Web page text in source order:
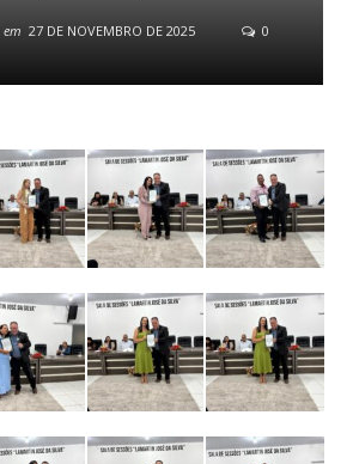
em 27 DE NOVEMBRO DE 2025
0